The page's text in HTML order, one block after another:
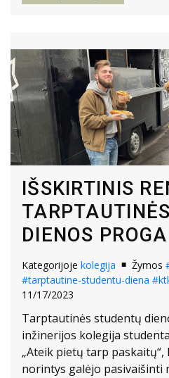
IŠSKIRTINIS
DIENOS PROGA
Kategorijoje kolegija Žymos
#tarptautine-studentu-diena
11/17/2023
Tarptautinės studentų
inžinerijos kolegija
„Ateik pietų tarp
norintys galėjo pasivaišinti